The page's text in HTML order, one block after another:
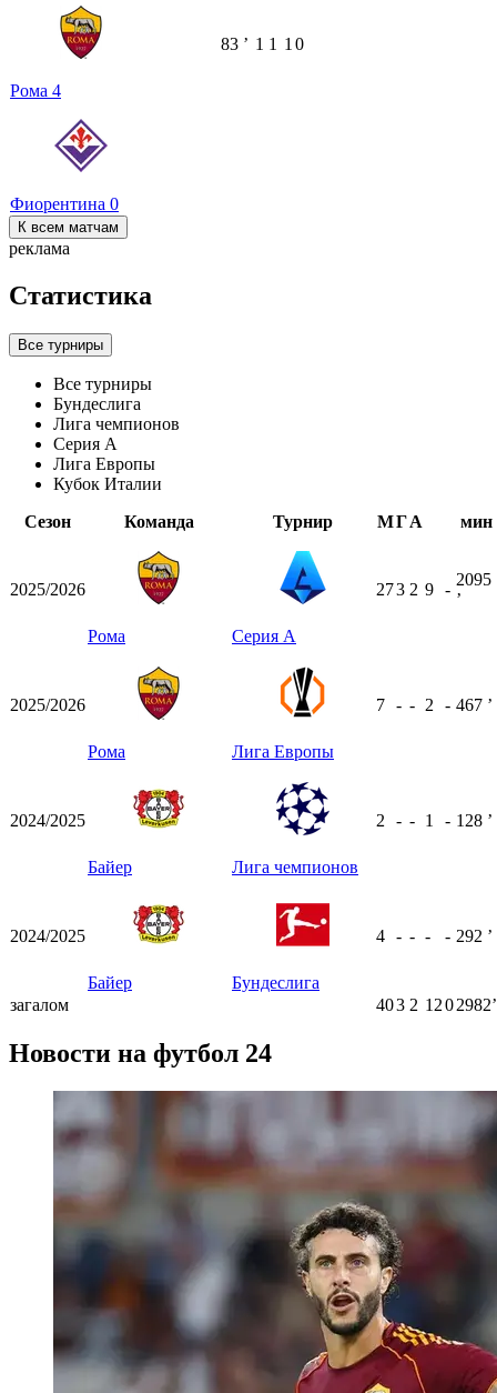
Рома 4
Фиорентина 0
83 ʼ 1 1 1 0
К всем матчам
реклама
Статистика
Все турниры
Все турниры
Бундеслига
Лига чемпионов
Серия А
Лига Европы
Кубок Италии
Сезон
Команда Турнир МГА мин
2025/2026
Рома Серия А
273 2 9 -
2095
ʼ
2025/2026
Рома Лига Европы
7 - - 2 - 467 ʼ
2024/2025
Байер Лига чемпионов
2 - - 1 - 128 ʼ
2024/2025
Байер Бундеслига
4 - - - - 292 ʼ
загалом 403 2 1202982ʼ
Новости на футбол 24